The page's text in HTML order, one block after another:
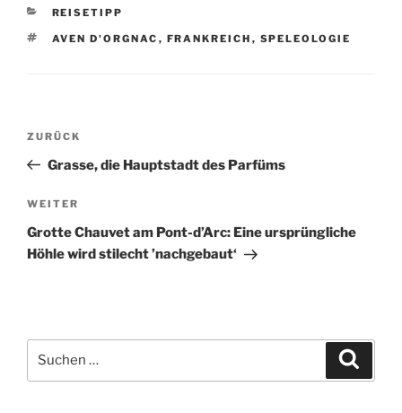
KATEGORIEN
REISETIPP
SCHLAGWÖRTER
AVEN D'ORGNAC , FRANKREICH , SPELEOLOGIE
Beitragsnavigation
Vorheriger
Beitrag
ZURÜCK
Grasse, die Hauptstadt des Parfüms
Nächster
Beitrag
WEITER
Grotte Chauvet am Pont-d’Arc: Eine ursprüngliche
Höhle wird stilecht ’nachgebaut‘
nach: